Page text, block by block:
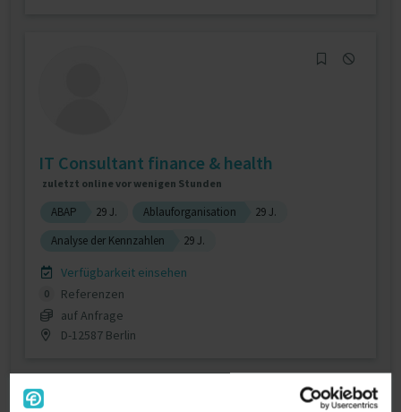
IT Consultant finance & health
zuletzt online vor wenigen Stunden
ABAP 29 J. Ablauforganisation
29 J.
Analyse der Kennzahlen
29 J.
Verfügbarkeit einsehen
0
Referenzen
auf Anfrage
D-12587 Berlin